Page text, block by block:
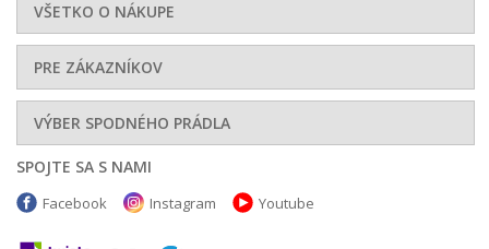
VŠETKO O NÁKUPE
PRE ZÁKAZNÍKOV
VÝBER SPODNÉHO PRÁDLA
SPOJTE SA S NAMI
Facebook Instagram Youtube